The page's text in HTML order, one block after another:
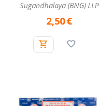
Sugandhalaya (BNG) LLP
2,50€